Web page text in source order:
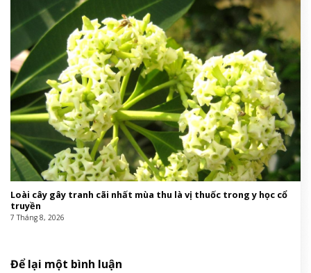
Loài cây gây tranh cãi nhất mùa thu là vị thuốc trong y học cổ
truyền
7 Tháng 8, 2026
Để lại một bình luận